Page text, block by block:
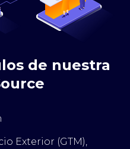
de nuestra
Exterior (GTM),